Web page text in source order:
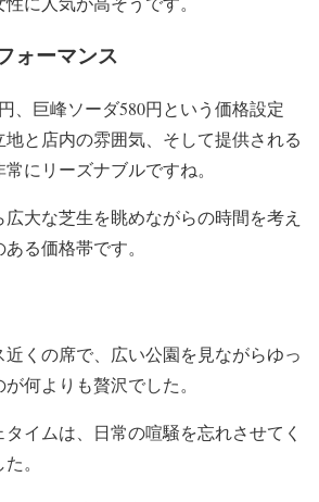
ォーマンス
、巨峰ソーダ580円という価格設定
と店内の雰囲気、そして提供される
にリーズナブルですね。
大な芝生を眺めながらの時間を考え
る価格帯です。
くの席で、広い公園を見ながらゆっ
何よりも贅沢でした。
イムは、日常の喧騒を忘れさせてく
。